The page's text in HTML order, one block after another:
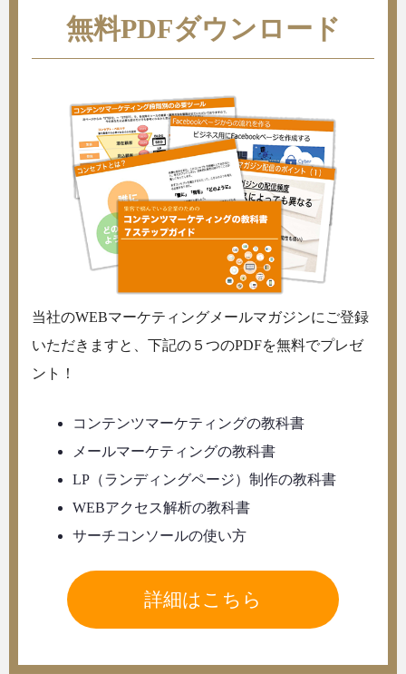
無料PDFダウンロード
当社のWEBマーケティングメールマガジンにご登録
いただきますと、下記の５つのPDFを無料でプレゼ
ント！
コンテンツマーケティングの教科書
メールマーケティングの教科書
LP（ランディングページ）制作の教科書
WEBアクセス解析の教科書
サーチコンソールの使い方
詳細はこちら